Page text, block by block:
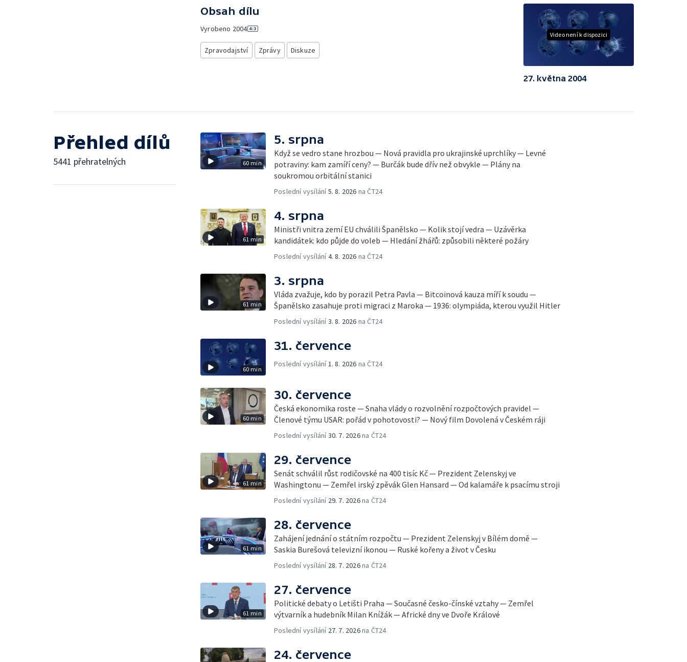
Obsah dílu
Vyrobeno 2004
Zpravodajství Zprávy Diskuze
Video není k dispozici
27. května 2004
Přehled dílů
5441 přehratelných 60 min
5. srpna
Když se vedro stane hrozbou — Nová pravidla pro ukrajinské uprchlíky — Levné
potraviny: kam zamíří ceny? — Burčák bude dřív než obvykle — Plány na
soukromou orbitální stanici
Poslední vysílání5. 8. 2026 na ČT24
61 min
4. srpna
Ministři vnitra zemí EU chválili Španělsko — Kolik stojí vedra — Uzávěrka
kandidátek: kdo půjde do voleb — Hledání žhářů: způsobili některé požáry
Poslední vysílání4. 8. 2026 na ČT24
61 min
3. srpna
Vláda zvažuje, kdo by porazil Petra Pavla — Bitcoinová kauza míří k soudu —
Španělsko zasahuje proti migraci z Maroka — 1936: olympiáda, kterou využil Hitler
Poslední vysílání3. 8. 2026 na ČT24
60 min
31. července
Poslední vysílání 1. 8. 2026 na ČT24
60 min
30. července
Česká ekonomika roste — Snaha vlády o rozvolnění rozpočtových pravidel —
Členové týmu USAR: pořád v pohotovosti? — Nový film Dovolená v Českém ráji
Poslední vysílání30. 7. 2026na ČT24
61 min
29. července
Senát schválil růst rodičovské na 400 tisíc Kč — Prezident Zelenskyj ve
Washingtonu — Zemřel irský zpěvák Glen Hansard — Od kalamáře k psacímu stroji
Poslední vysílání 29. 7. 2026na ČT24
61 min
28. července
Zahájení jednání o státním rozpočtu — Prezident Zelenskyj v Bílém domě —
Saskia Burešová televizní ikonou — Ruské kořeny a život v Česku
Poslední vysílání 28. 7. 2026na ČT24
61 min
27. července
Politické debaty o Letišti Praha — Současné česko-čínské vztahy — Zemřel
výtvarník a hudebník Milan Knížák — Africké dny ve Dvoře Králové
Poslední vysílání 27. 7. 2026na ČT24
24. července